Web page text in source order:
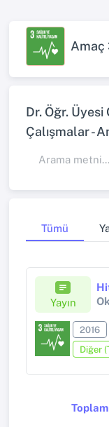
Amaç
Dr. Öğr. Üyesi
Çalışmalar -
Tümü
Yayın
2016
Toplam